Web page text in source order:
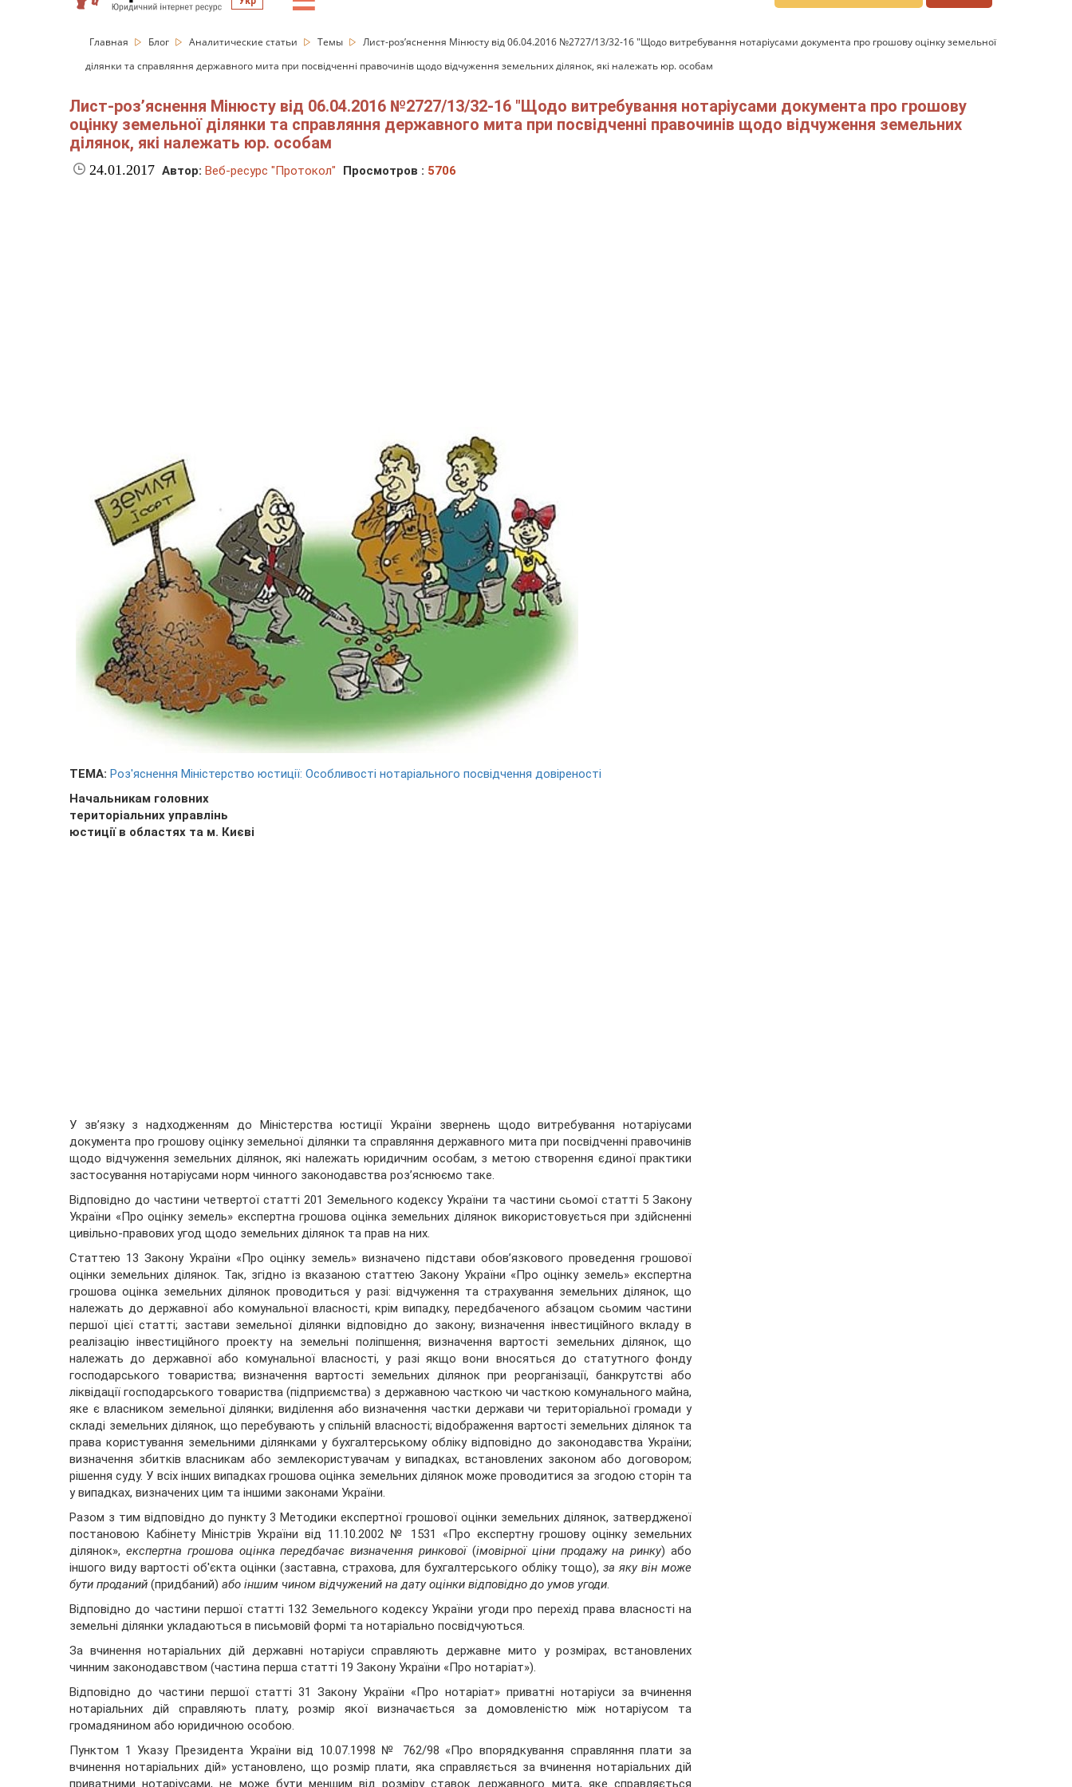
Главная Блог Аналитические статьи Темы
Лист-роз’яснення Мінюсту від 06.04.2016 №2727/13/32-16 "Щодо витребування нотаріусами документа про грошову оцінку земельної
ділянки та справляння державного мита при посвідченні правочинів щодо відчуження земельних ділянок, які належать юр. особам
Лист-роз’яснення Мінюсту від 06.04.2016 №2727/13/32-16 "Щодо витребування нотаріусами документа про грошову
оцінку земельної ділянки та справляння державного мита при посвідченні правочинів щодо відчуження земельних
ділянок, які належать юр. особам
24.01.2017 Автор: Веб-ресурс "Протокол" Просмотров : 5706
ТЕМА: Роз'яснення Міністерство юстиції: Особливості нотаріального посвідчення довіреності
Начальникам головних
територіальних управлінь
юстиції в областях та м. Києві
У зв’язку з надходженням до Міністерства юстиції України звернень щодо витребування нотаріусами
документа про грошову оцінку земельної ділянки та справляння державного мита при посвідченні правочинів
щодо відчуження земельних ділянок, які належать юридичним особам, з метою створення єдиної практики
застосування нотаріусами норм чинного законодавства роз’яснюємо таке.
Відповідно до частини четвертої статті 201 Земельного кодексу України та частини сьомої статті 5 Закону
України «Про оцінку земель» експертна грошова оцінка земельних ділянок використовується при здійсненні
цивільно-правових угод щодо земельних ділянок та прав на них.
Статтею 13 Закону України «Про оцінку земель» визначено підстави обов’язкового проведення грошової
оцінки земельних ділянок. Так, згідно із вказаною статтею Закону України «Про оцінку земель» експертна
грошова оцінка земельних ділянок проводиться у разі: відчуження та страхування земельних ділянок, що
належать до державної або комунальної власності, крім випадку, передбаченого абзацом сьомим частини
першої цієї статті; застави земельної ділянки відповідно до закону; визначення інвестиційного вкладу в
реалізацію інвестиційного проекту на земельні поліпшення; визначення вартості земельних ділянок, що
належать до державної або комунальної власності, у разі якщо вони вносяться до статутного фонду
господарського товариства; визначення вартості земельних ділянок при реорганізації, банкрутстві або
ліквідації господарського товариства (підприємства) з державною часткою чи часткою комунального майна,
яке є власником земельної ділянки; виділення або визначення частки держави чи територіальної громади у
складі земельних ділянок, що перебувають у спільній власності; відображення вартості земельних ділянок та
права користування земельними ділянками у бухгалтерському обліку відповідно до законодавства України;
визначення збитків власникам або землекористувачам у випадках, встановлених законом або договором;
рішення суду. У всіх інших випадках грошова оцінка земельних ділянок може проводитися за згодою сторін та
у випадках, визначених цим та іншими законами України.
Разом з тим відповідно до пункту 3 Методики експертної грошової оцінки земельних ділянок, затвердженої
постановою Кабінету Міністрів України від 11.10.2002 № 1531 «Про експертну грошову оцінку земельних
ділянок», експертна грошова оцінка передбачає визначення ринкової(імовірної ціни продажу на ринку) або
іншого виду вартості об'єкта оцінки (заставна, страхова, для бухгалтерського обліку тощо),за яку він може
бути проданий (придбаний) або іншим чином відчужений на дату оцінки відповідно до умов угоди.
Відповідно до частини першої статті 132 Земельного кодексу України угоди про перехід права власності на
земельні ділянки укладаються в письмовій формі та нотаріально посвідчуються.
За вчинення нотаріальних дій державні нотаріуси справляють державне мито у розмірах, встановлених
чинним законодавством (частина перша статті 19 Закону України «Про нотаріат»).
Відповідно до частини першої статті 31 Закону України «Про нотаріат» приватні нотаріуси за вчинення
нотаріальних дій справляють плату, розмір якої визначається за домовленістю між нотаріусом та
громадянином або юридичною особою.
Пунктом 1 Указу Президента України від 10.07.1998 № 762/98 «Про впорядкування справляння плати за
вчинення нотаріальних дій» установлено, що розмір плати, яка справляється за вчинення нотаріальних дій
приватними нотаріусами, не може бути меншим від розміру ставок державного мита, яке справляється